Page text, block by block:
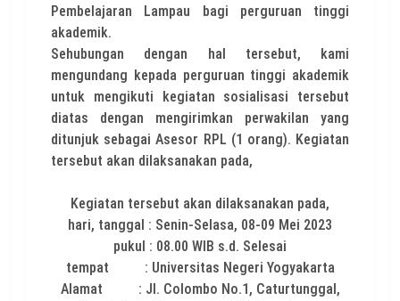
Pembelajaran Lampau bagi perguruan tinggi
akademik.
Sehubungan dengan hal tersebut, kami
mengundang kepada perguruan tinggi akademik
untuk mengikuti kegiatan sosialisasi tersebut
diatas dengan mengirimkan perwakilan yang
ditunjuk sebagai Asesor RPL (1 orang). Kegiatan
tersebut akan dilaksanakan pada,
Kegiatan tersebut akan dilaksanakan pada,
hari, tanggal : Senin-Selasa, 08-09 Mei 2023
pukul : 08.00 WIB s.d. Selesai
tempat : Universitas Negeri Yogyakarta
Alamat : Jl. Colombo No.1, Caturtunggal,